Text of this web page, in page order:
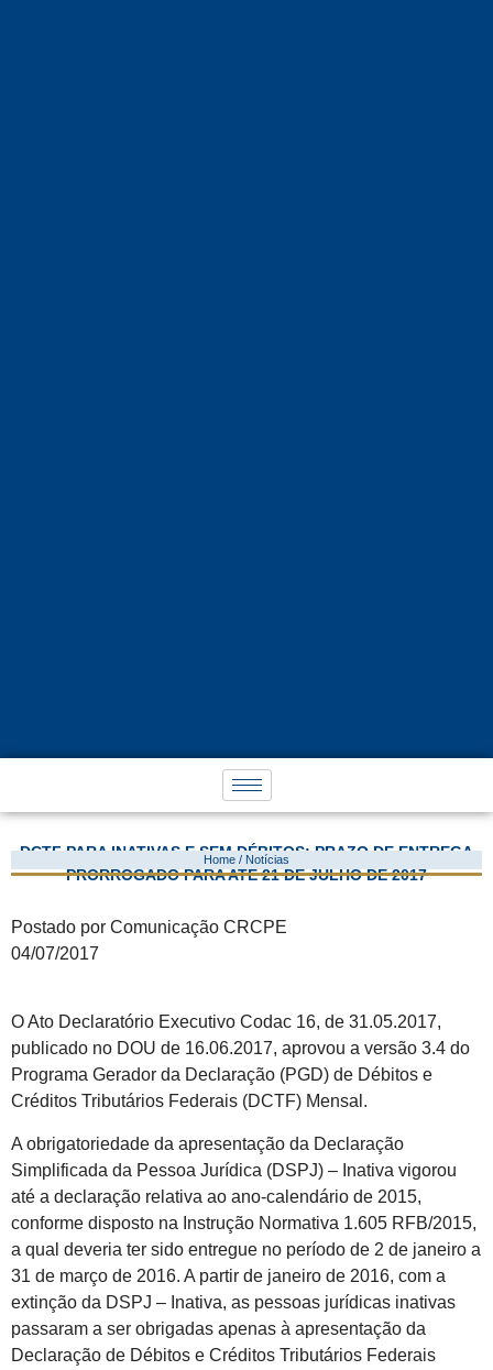
DCTF PARA INATIVAS E SEM DÉBITOS: PRAZO DE ENTREGA
PRORROGADO PARA ATÉ 21 DE JULHO DE 2017
Home / Notícias
Postado por Comunicação CRCPE
04/07/2017
O Ato Declaratório Executivo Codac 16, de 31.05.2017,
publicado no DOU de 16.06.2017, aprovou a versão 3.4 do
Programa Gerador da Declaração (PGD) de Débitos e
Créditos Tributários Federais (DCTF) Mensal.
A obrigatoriedade da apresentação da Declaração
Simplificada da Pessoa Jurídica (DSPJ) – Inativa vigorou
até a declaração relativa ao ano-calendário de 2015,
conforme disposto na Instrução Normativa 1.605 RFB/2015,
a qual deveria ter sido entregue no período de 2 de janeiro a
31 de março de 2016. A partir de janeiro de 2016, com a
extinção da DSPJ – Inativa, as pessoas jurídicas inativas
passaram a ser obrigadas apenas à apresentação da
Declaração de Débitos e Créditos Tributários Federais